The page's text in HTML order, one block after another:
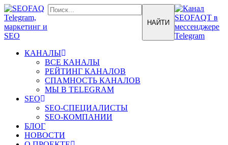
КАНАЛЫ
ВСЕ КАНАЛЫ
РЕЙТИНГ КАНАЛОВ
СПАМНОСТЬ КАНАЛОВ
МЫ В TELEGRAM
SEO
SEO-СПЕЦИАЛИСТЫ
SEO-КОМПАНИИ
БЛОГ
НОВОСТИ